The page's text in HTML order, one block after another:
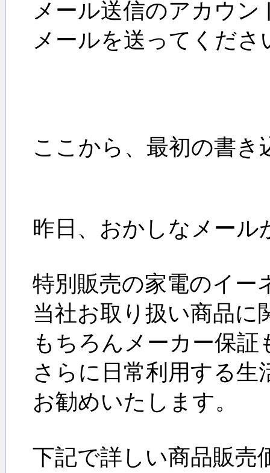
メール送信のアカウ
メールを送ってくださ
ここから、最初の書き
昨日、おかしなメール
特別販売の家電のイー
当社お取り扱い商品に
もちろんメーカー保
さらに日常利用する生
お勧めいたします。
下記で詳しい商品販売